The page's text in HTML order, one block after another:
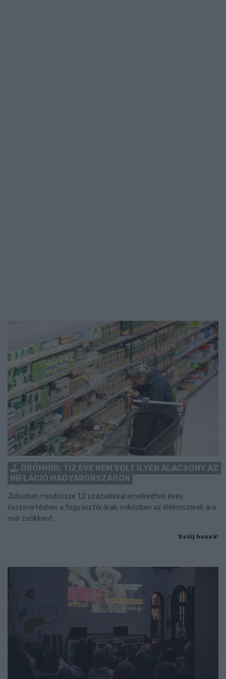
ÖRÖMHÍR: TÍZ ÉVE NEM VOLT ILYEN ALACSONY AZ
INFLÁCIÓ MAGYARORSZÁGON
Júliusban mindössze 1,2 százalékkal emelkedtek éves
összevetésben a fogyasztói árak, miközben az élelmiszerek ára
már csökkent.
Szólj hozzá!